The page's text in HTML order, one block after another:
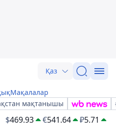
Қаз
Мақалалар
мақтанышы
$469.93 €541.64 ₽5.71